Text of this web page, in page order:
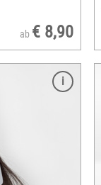
ab € 8,90